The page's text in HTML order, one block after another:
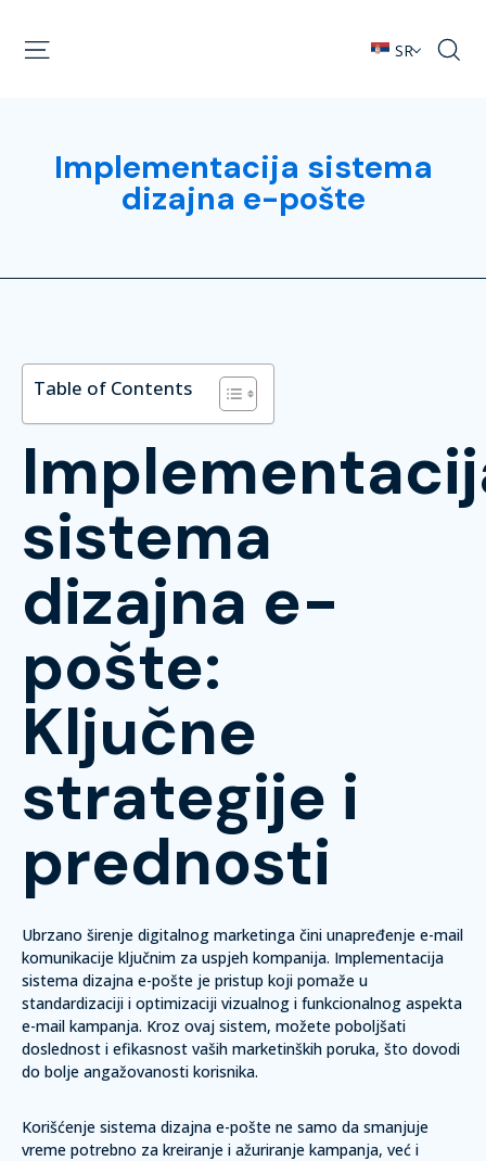
SR
Implementacija sistema
dizajna e-pošte
Table of Contents
sistema
dizajna e-
pošte:
Ključne
strategije i
prednosti
Ubrzano širenje digitalnog marketinga čini unapređenje e-mail
komunikacije ključnim za uspjeh kompanija. Implementacija
sistema dizajna e-pošte je pristup koji pomaže u
standardizaciji i optimizaciji vizualnog i funkcionalnog aspekta
e-mail kampanja. Kroz ovaj sistem, možete poboljšati
doslednost i efikasnost vaših marketinških poruka, što dovodi
do bolje angažovanosti korisnika.
Korišćenje sistema dizajna e-pošte ne samo da smanjuje
vreme potrebno za kreiranje i ažuriranje kampanja, već i